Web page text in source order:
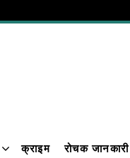
क्राइम रोचक जानकारी